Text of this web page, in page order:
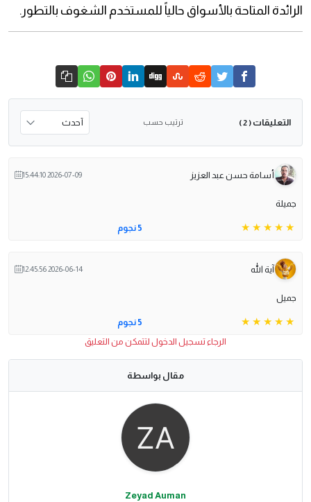
الرائدة المتاحة بالأسواق حالياً للمستخدم الشغوف بالتطور.
التعليقات ( 2 ) ترتيب حسب
أسامة حسن عبد العزيز 2026-07-09 15:44:10
جميلة
5 نجوم
آية الله 2026-06-14 12:45:56
جميل
5 نجوم
الرجاء تسجيل الدخول لتتمكن من التعليق
مقال بواسطة
Zeyad Auman